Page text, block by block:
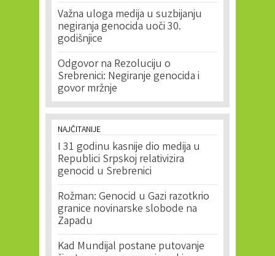
Važna uloga medija u suzbijanju
negiranja genocida uoči 30.
godišnjice
Odgovor na Rezoluciju o
Srebrenici: Negiranje genocida i
govor mržnje
NAJČITANIJE
I 31 godinu kasnije dio medija u
Republici Srpskoj relativizira
genocid u Srebrenici
Rožman: Genocid u Gazi razotkrio
granice novinarske slobode na
Zapadu
Kad Mundijal postane putovanje